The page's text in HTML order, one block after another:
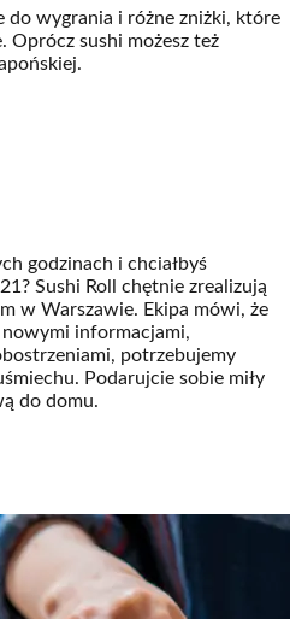
do wygrania i różne zniżki, które
Oprócz sushi możesz też
godzinach i chciałbyś
Sushi Roll chętnie zrealizują
w Warszawie. Ekipa mówi, że
informacjami,
potrzebujemy
Podarujcie sobie miły
do domu.